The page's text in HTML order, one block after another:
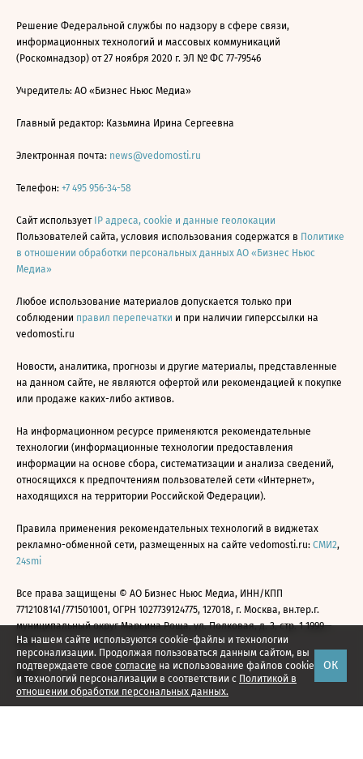
На нашем сайте используются cookie-файлы и технологии
персонализации. Продолжая пользоваться данным сайтом, вы
подтверждаете свое согласие на использование файлов cookie
и технологий персонализации в соответствии с Политикой в
отношении обработки персональных данных.
ОК
Решение Федеральной службы по надзору в сфере связи,
информационных технологий и массовых коммуникаций
(Роскомнадзор) от 27 ноября 2020 г. ЭЛ № ФС 77-79546
Учредитель: АО «Бизнес Ньюс Медиа»
Главный редактор: Казьмина Ирина Сергеевна
Электронная почта: news@vedomosti.ru
Телефон: +7 495 956-34-58
Сайт использует IP адреса, cookie и данные геолокации
Пользователей сайта, условия использования содержатся в Политике
в отношении обработки персональных данных АО «Бизнес Ньюс
Медиа»
Любое использование материалов допускается только при
соблюдении правил перепечатки и при наличии гиперссылки на
vedomosti.ru
Новости, аналитика, прогнозы и другие материалы, представленные
на данном сайте, не являются офертой или рекомендацией к покупке
или продаже каких-либо активов.
На информационном ресурсе применяются рекомендательные
технологии (информационные технологии предоставления
информации на основе сбора, систематизации и анализа сведений,
относящихся к предпочтениям пользователей сети «Интернет»,
находящихся на территории Российской Федерации).
Правила применения рекомендательных технологий в виджетах
рекламно-обменной сети, размещенных на сайте vedomosti.ru: СМИ2,
24smi
Все права защищены © АО Бизнес Ньюс Медиа, ИНН/КПП
7712108141/771501001, ОГРН 1027739124775, 127018, г. Москва, вн.тер.г.
муниципальный округ Марьина Роща, ул. Полковая, д. 3, стр. 1 1999—
2026